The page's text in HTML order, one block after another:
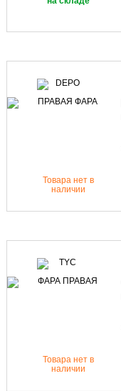
Товара нет в
наличии
Товара нет в
наличии